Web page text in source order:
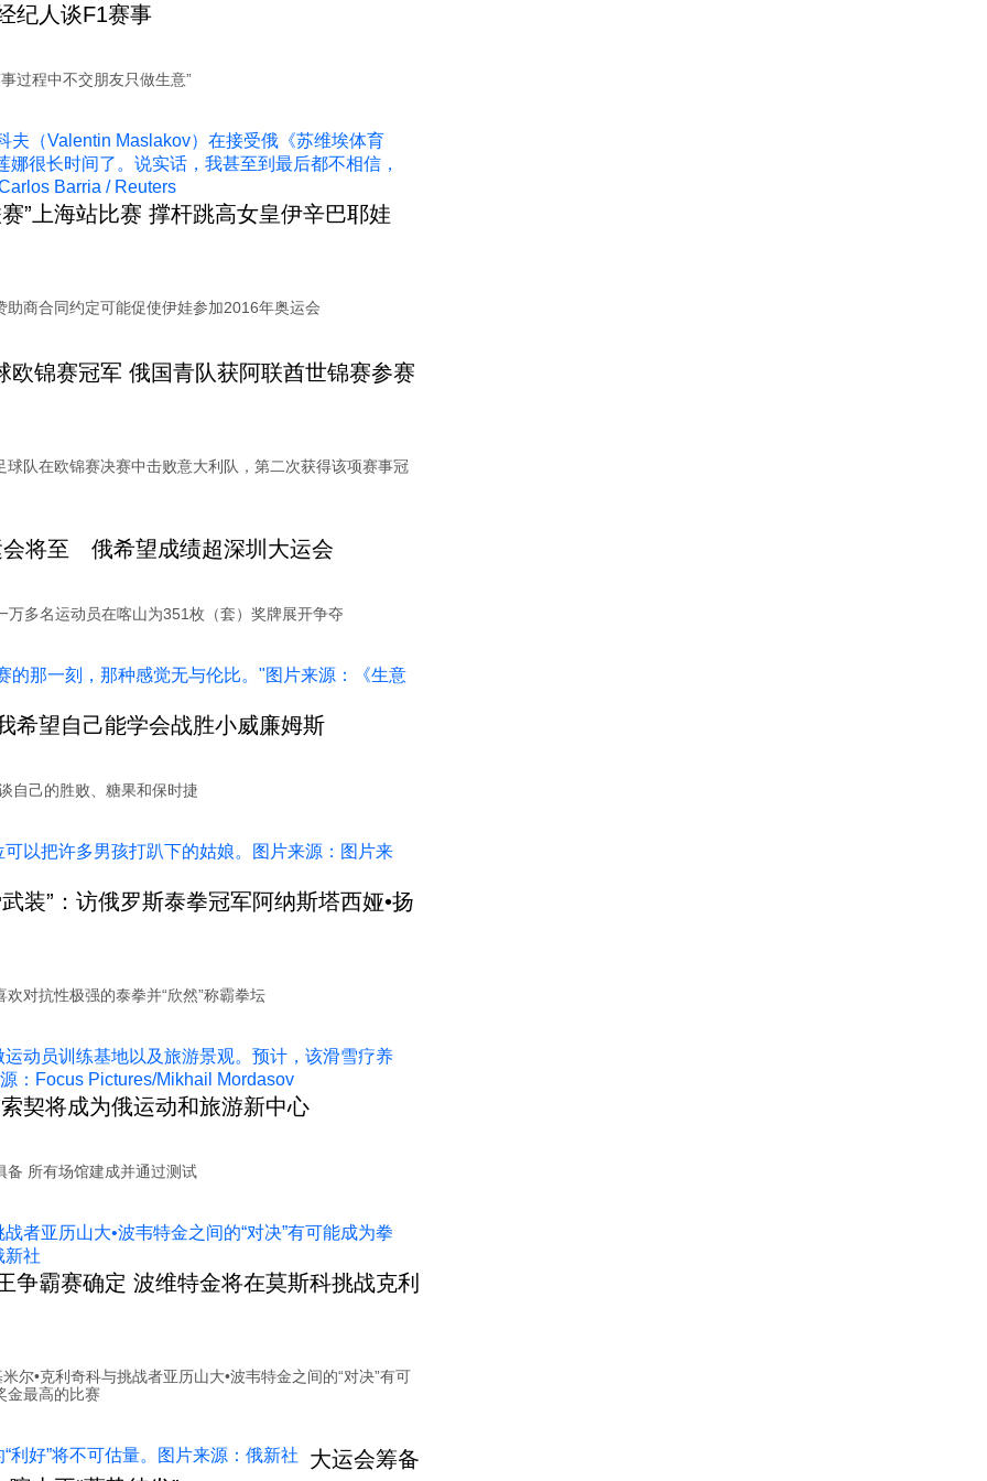
纪人谈F1赛事
过程中不交朋友只做生意”
”上海站比赛 撑杆跳高女皇伊辛巴耶娃
助商合同约定可能促使伊娃参加2016年奥运会
欧锦赛冠军 俄国青队获阿联酋世锦赛参赛
球队在欧锦赛决赛中击败意大利队，第二次获得该项赛事冠
会将至 俄希望成绩超深圳大运会
万多名运动员在喀山为351枚（套）奖牌展开争夺
希望自己能学会战胜小威廉姆斯
自己的胜败、糖果和保时捷
装”：访俄罗斯泰拳冠军阿纳斯塔西娅•扬
欢对抗性极强的泰拳并“欣然”称霸拳坛
契将成为俄运动和旅游新中心
备 所有场馆建成并通过测试
争霸赛确定 波维特金将在莫斯科挑战克利
尔•克利奇科与挑战者亚历山大•波韦特金之间的“对决”有可
金最高的比赛
大运会筹备